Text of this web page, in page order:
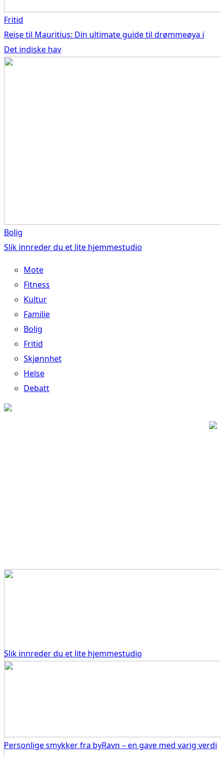
Fritid
Reise til Mauritius: Din ultimate guide til drømmeøya i
Det indiske hav
Bolig
Slik innreder du et lite hjemmestudio
Mote
Fitness
Kultur
Familie
Bolig
Fritid
Skjønnhet
Helse
Debatt
Slik innreder du et lite hjemmestudio
Personlige smykker fra byRavn – en gave med varig verdi